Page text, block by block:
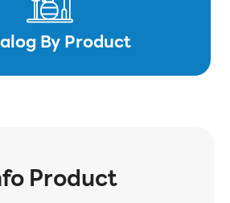
By Product
Product